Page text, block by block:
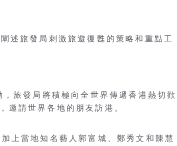
述旅發局刺激旅遊復甦的策略和重點工
旅發局將積極向全世界傳遞香港熱切歡
邀請世界各地的朋友訪港。
上當地知名藝人郭富城、鄭秀文和陳慧